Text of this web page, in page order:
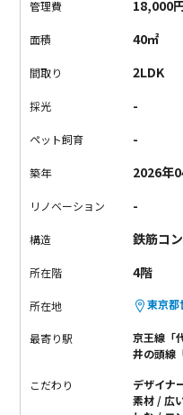
けの居場所をつくるのにち
を飾れば、コンクリートの
松原駅や新代田駅が徒歩圏
です。近隣にはスーパーマ
朝の散歩や週末の気分転換
をちょっと特別にしてくれ
管理費 18,000
面積 40㎡
間取り 2LDK
採光 -
ペット飼育 -
築年 2026年
リノベーション -
構造 鉄筋コ
所在階 4階
所在地 東京都
最寄り駅
京王線「
井の頭線
こだわり デザイナ
素材
広